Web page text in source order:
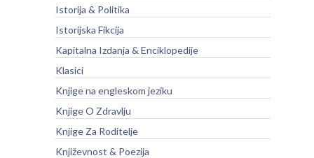
Istorija & Politika
Istorijska Fikcija
Kapitalna Izdanja & Enciklopedije
Klasici
Knjige na engleskom jeziku
Knjige O Zdravlju
Knjige Za Roditelje
Književnost & Poezija